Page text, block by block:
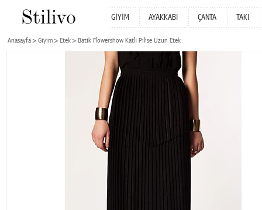
GİYİM AYAKKABI ÇANTA TAKI
Anasayfa Giyim Etek Batik Flowershow Katlı Pilise Uzun Etek